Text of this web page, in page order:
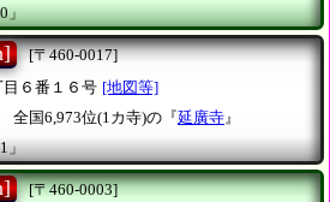
」
[〒460-0017]
６番１６号 [地図等]
全国6,973位(1カ寺)の『延廣寺 』
」
[〒460-0003]